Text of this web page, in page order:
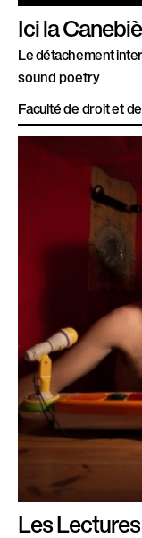
Ici la
Le détachement
sound poetry
Faculté de droit et
Les